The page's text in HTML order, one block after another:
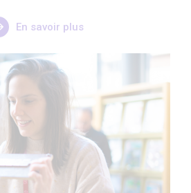
En savoir plus